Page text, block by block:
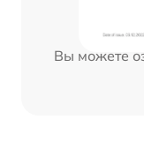
Вы можете